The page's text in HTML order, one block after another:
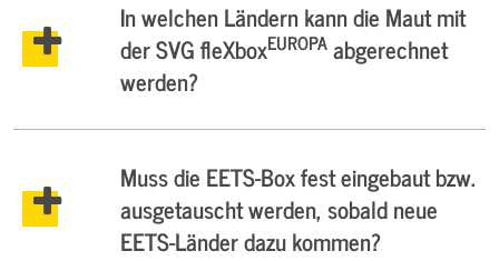
In welchen Ländern kann die Maut mit
der SVG fleXboxEUROPAabgerechnet
werden?
Muss die EETS-Box fest eingebaut bzw.
ausgetauscht werden, sobald neue
EETS-Länder dazu kommen?